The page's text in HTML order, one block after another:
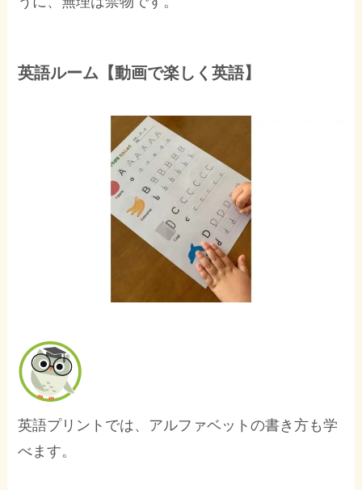
英語ルーム【動画で楽しく英語】
英語プリントでは、アルファベットの書き方も学
べます。